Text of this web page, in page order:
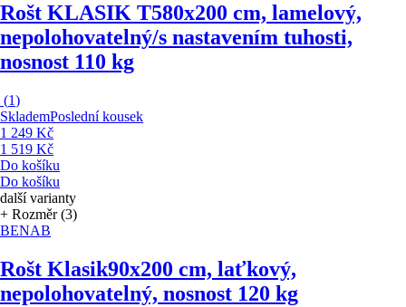
Rošt KLASIK T580x200 cm, lamelový,
nepolohovatelný/s nastavením tuhosti,
nosnost 110 kg
(1)
SklademPoslední kousek
1 249 Kč
1 519 Kč
Do košíku
Do košíku
další varianty
+ Rozměr (3)
BENAB
Rošt Klasik90x200 cm, laťkový,
nepolohovatelný, nosnost 120 kg